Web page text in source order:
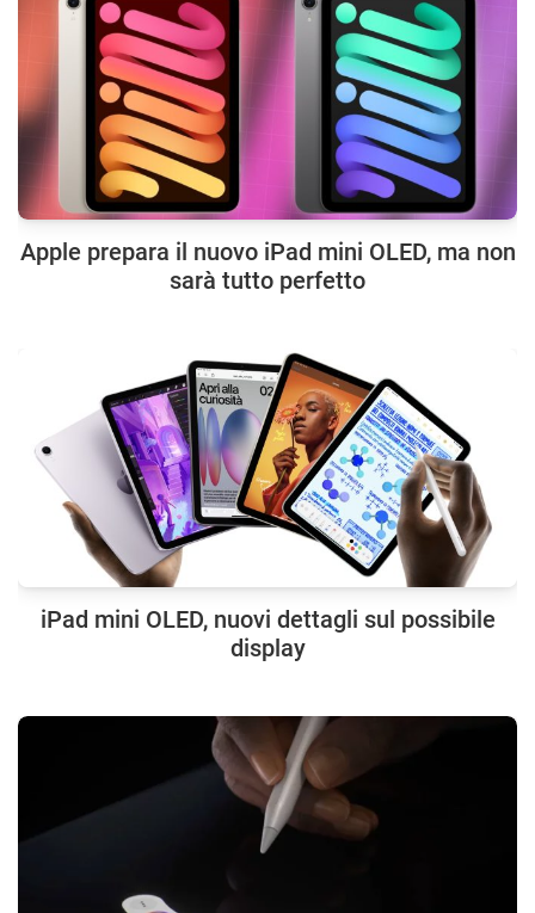
Apple prepara il nuovo iPad mini OLED, ma non
sarà tutto perfetto
iPad mini OLED, nuovi dettagli sul possibile
display